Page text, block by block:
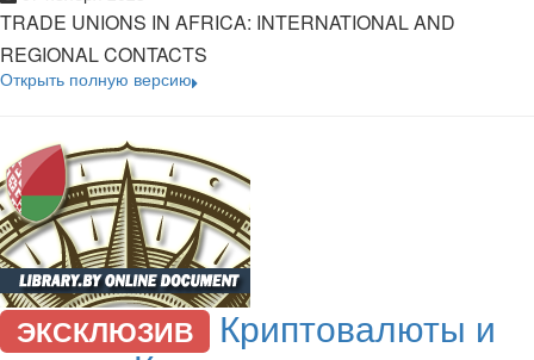
TRADE UNIONS IN AFRICA: INTERNATIONAL AND
REGIONAL CONTACTS
Открыть полную версию
ЭКСКЛЮЗИВ Криптовалюты и